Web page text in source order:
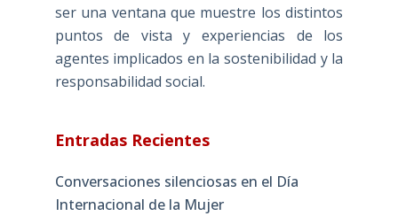
ser una ventana que muestre los distintos
puntos de vista y experiencias de los
agentes implicados en la sostenibilidad y la
responsabilidad social.
Entradas Recientes
Conversaciones silenciosas en el Día
Internacional de la Mujer